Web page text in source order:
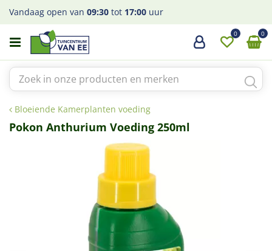
a
Bloeiende Kamerplanten voeding
Vandaag open van 09:30 tot 17:00 uur
Pokon Anthurium Voeding 250ml